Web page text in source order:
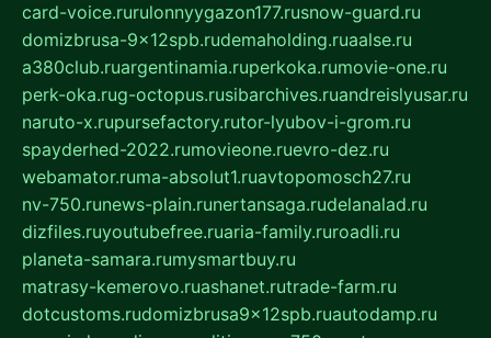
card-voice.rurulonnyygazon177.rusnow-guard.ru
domizbrusa-9x12spb.rudemaholding.ruaalse.ru
a380club.ruargentinamia.ruperkoka.rumovie-one.ru
perk-oka.rug-octopus.rusibarchives.ruandreislyusar.ru
naruto-x.rupursefactory.rutor-lyubov-i-grom.ru
spayderhed-2022.rumovieone.ruevro-dez.ru
webamator.ruma-absolut1.ruavtopomosch27.ru
nv-750.runews-plain.runertansaga.rudelanalad.ru
dizfiles.ruyoutubefree.ruaria-family.ruroadli.ru
planeta-samara.rumysmartbuy.ru
matrasy-kemerovo.ruashanet.rutrade-farm.ru
dotcustoms.rudomizbrusa9x12spb.ruautodamp.ru